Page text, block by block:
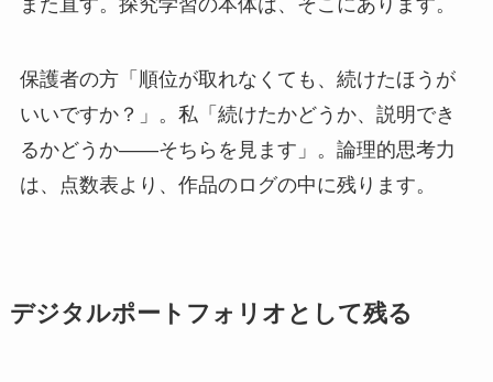
保護者の方「順位が取れなくても、続けたほうが
いいですか？」。私「続けたかどうか、説明でき
るかどうか——そちらを見ます」。論理的思考力
は、点数表より、作品のログの中に残ります。
デジタルポートフォリオとして残る